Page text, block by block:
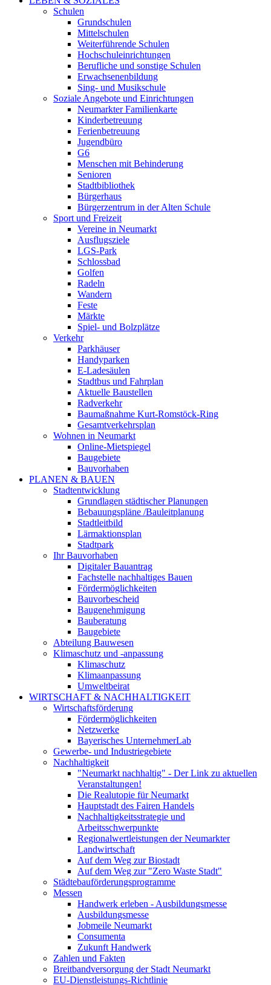
Schulen
Grundschulen
Mittelschulen
Weiterführende Schulen
Hochschuleinrichtungen
Berufliche und sonstige Schulen
Erwachsenenbildung
Sing- und Musikschule
Soziale Angebote und Einrichtungen
Neumarkter Familienkarte
Kinderbetreuung
Ferienbetreuung
Jugendbüro
G6
Menschen mit Behinderung
Senioren
Stadtbibliothek
Bürgerhaus
Bürgerzentrum in der Alten Schule
Sport und Freizeit
Vereine in Neumarkt
Ausflugsziele
LGS-Park
Schlossbad
Golfen
Radeln
Wandern
Feste
Märkte
Spiel- und Bolzplätze
Verkehr
Parkhäuser
Handyparken
E-Ladesäulen
Stadtbus und Fahrplan
Aktuelle Baustellen
Radverkehr
Baumaßnahme Kurt-Romstöck-Ring
Gesamtverkehrsplan
Wohnen in Neumarkt
Online-Mietspiegel
Baugebiete
Bauvorhaben
PLANEN & BAUEN
Stadtentwicklung
Grundlagen städtischer Planungen
Bebauungspläne /Bauleitplanung
Stadtleitbild
Lärmaktionsplan
Stadtpark
Ihr Bauvorhaben
Digitaler Bauantrag
Fachstelle nachhaltiges Bauen
Fördermöglichkeiten
Bauvorbescheid
Baugenehmigung
Bauberatung
Baugebiete
Abteilung Bauwesen
Klimaschutz und -anpassung
Klimaschutz
Klimaanpassung
Umweltbeirat
WIRTSCHAFT & NACHHALTIGKEIT
Wirtschaftsförderung
Fördermöglichkeiten
Netzwerke
Bayerisches UnternehmerLab
Gewerbe- und Industriegebiete
Nachhaltigkeit
"Neumarkt nachhaltig" - Der Link zu aktuellen
Veranstaltungen!
Die Realutopie für Neumarkt
Hauptstadt des Fairen Handels
Nachhaltigkeitsstrategie und
Arbeitsschwerpunkte
Regionalwertleistungen der Neumarkter
Landwirtschaft
Auf dem Weg zur Biostadt
Auf dem Weg zur "Zero Waste Stadt"
Städtebauförderungsprogramme
Messen
Handwerk erleben - Ausbildungsmesse
Ausbildungsmesse
Jobmeile Neumarkt
Consumenta
Zukunft Handwerk
Zahlen und Fakten
Breitbandversorgung der Stadt Neumarkt
EU-Dienstleistungs-Richtlinie